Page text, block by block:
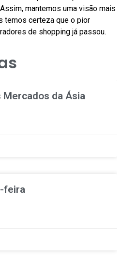
mantemos uma visão mais
temos certeza que o pior
de shopping já passou.
da Ásia
feira